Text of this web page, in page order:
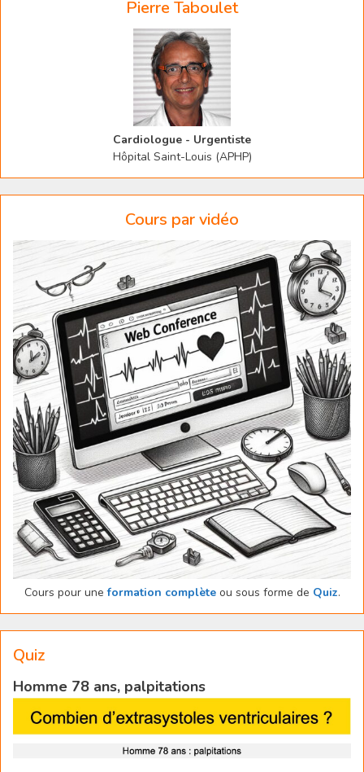
Pierre Taboulet
Cardiologue - Urgentiste
Hôpital Saint-Louis (APHP)
Cours par vidéo
Cours pour uneformation complèteou sous forme de Quiz.
Quiz
Homme 78 ans, palpitations